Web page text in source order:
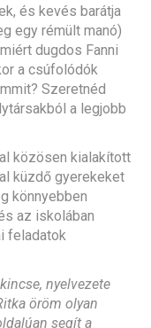
és kevés barátja
egy rémült manó)
dugdos Fanni
a csúfolódók
Szeretnéd
a legjobb
közösen kialakított
küzdő gyerekeket
könnyebben
az iskolában
feladatok
nyelvezete
öröm olyan
segít a